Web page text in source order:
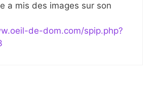
a mis des images sur son
de-dom.com/spip.php?